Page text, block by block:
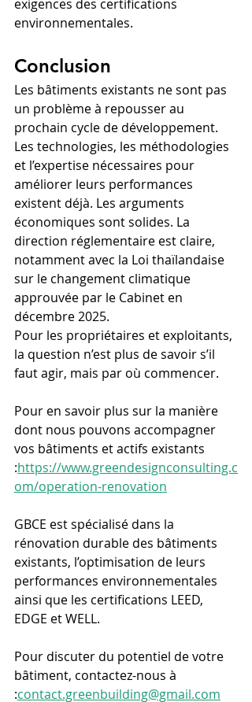
exigences des certifications
environnementales.
Conclusion
Les bâtiments existants ne sont pas
un problème à repousser au
prochain cycle de développement.
Les technologies, les méthodologies
et l’expertise nécessaires pour
améliorer leurs performances
existent déjà. Les arguments
économiques sont solides. La
direction réglementaire est claire,
notamment avec la Loi thaïlandaise
sur le changement climatique
approuvée par le Cabinet en
décembre 2025.
Pour les propriétaires et exploitants,
la question n’est plus de savoir s’il
faut agir, mais par où commencer.
Pour en savoir plus sur la manière
dont nous pouvons accompagner
vos bâtiments et actifs existants
:https://www.greendesignconsulting.c
om/operation-renovation
GBCE est spécialisé dans la
rénovation durable des bâtiments
existants, l’optimisation de leurs
performances environnementales
ainsi que les certifications LEED,
EDGE et WELL.
Pour discuter du potentiel de votre
bâtiment, contactez-nous à
:contact.greenbuilding@gmail.com